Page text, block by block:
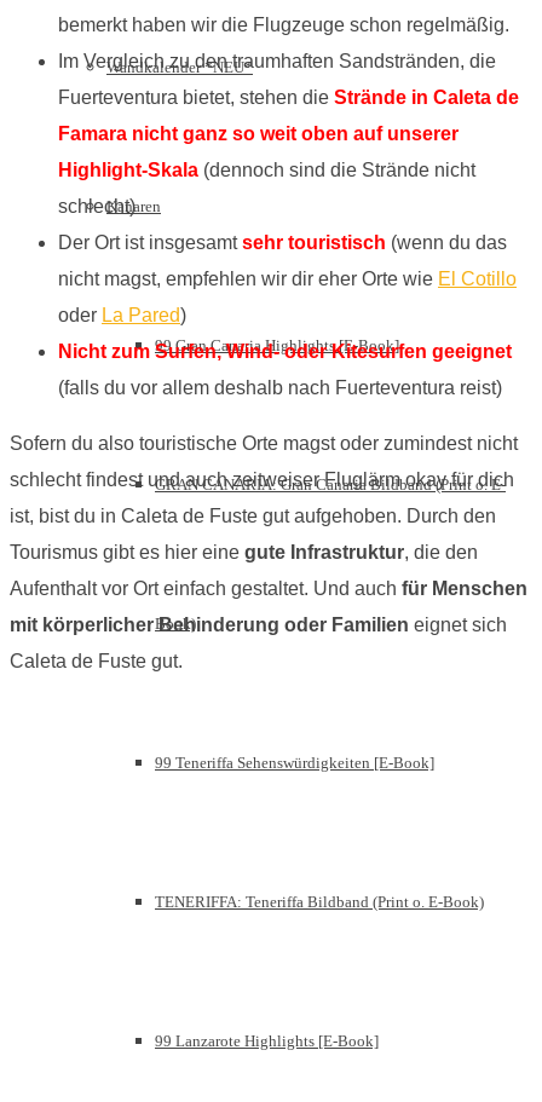
Wandkalender *NEU*
Kanaren
99 Gran Canaria Highlights [E-Book]
GRAN CANARIA: Gran Canaria Bildband (Print o. E-
Book)
99 Teneriffa Sehenswürdigkeiten [E-Book]
TENERIFFA: Teneriffa Bildband (Print o. E-Book)
99 Lanzarote Highlights [E-Book]
bemerkt haben wir die Flugzeuge schon regelmäßig.
Im Vergleich zu den traumhaften Sandstränden, die
Fuerteventura bietet, stehen die Strände in Caleta de
Famara nicht ganz so weit oben auf unserer
Highlight-Skala (dennoch sind die Strände nicht
schlecht)
Der Ort ist insgesamtsehr touristisch (wenn du das
nicht magst, empfehlen wir dir eher Orte wie El Cotillo
oder La Pared)
Nicht zum Surfen, Wind- oder Kitesurfen geeignet
(falls du vor allem deshalb nach Fuerteventura reist)
Sofern du also touristische Orte magst oder zumindest nicht
schlecht findest und auch zeitweiser Fluglärm okay für dich
ist, bist du in Caleta de Fuste gut aufgehoben. Durch den
Tourismus gibt es hier eine gute Infrastruktur, die den
Aufenthalt vor Ort einfach gestaltet. Und auch für Menschen
mit körperlicher Behinderung oder Familien eignet sich
Caleta de Fuste gut.